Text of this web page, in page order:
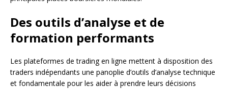
Des outils d’analyse et de
formation performants
Les plateformes de trading en ligne mettent à disposition des
traders indépendants une panoplie d’outils d’analyse technique
et fondamentale pour les aider à prendre leurs décisions